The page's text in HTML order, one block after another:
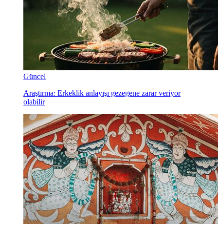
Güncel
Araştırma: Erkeklik anlayışı gezegene zarar veriyor
olabilir